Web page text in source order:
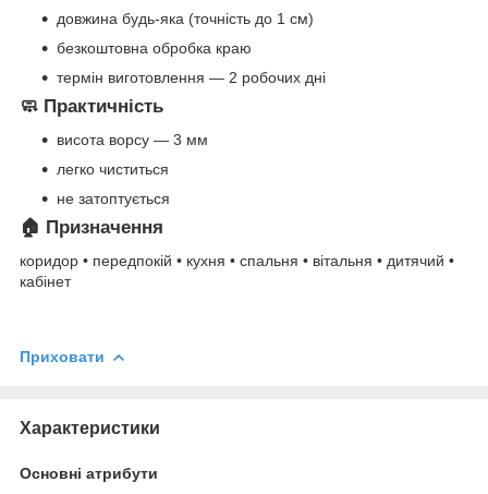
довжина будь-яка (точність до 1 см)
безкоштовна обробка краю
термін виготовлення — 2 робочих дні
🧼 Практичність
висота ворсу — 3 мм
легко чиститься
не затоптується
🏠 Призначення
коридор • передпокій • кухня • спальня • вітальня • дитячий •
кабінет
Приховати
Характеристики
Основні атрибути